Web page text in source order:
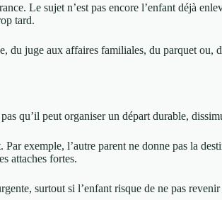
Le sujet n’est pas encore l’enfant déjà
tard.
juge aux affaires familiales, du parquet ou,
qu’il peut organiser un départ durable,
exemple, l’autre parent ne donne pas la
attaches fortes.
surtout si l’enfant risque de ne pas